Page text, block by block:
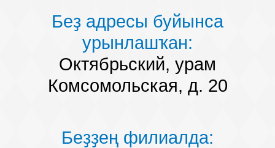
Беҙ адресы буйынса
урынлашҡан:
Октябрьский, урам
Комсомольская, д. 20
Беҙҙең филиалда: